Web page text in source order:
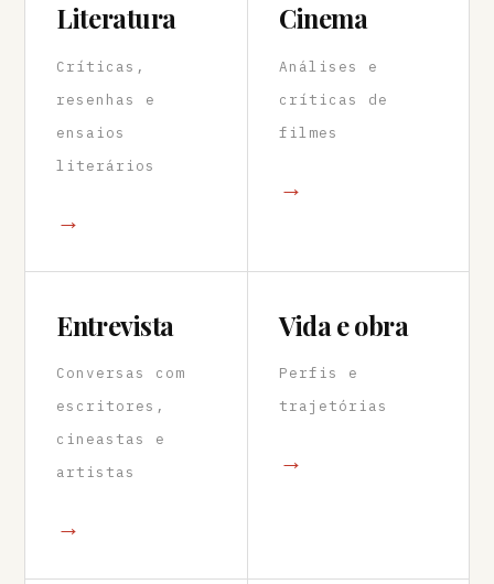
Literatura
Críticas,
resenhas e
ensaios
literários
→
Cinema
Análises e
críticas de
filmes
→
Entrevista
Conversas com
escritores,
cineastas e
artistas
→
Vida e obra
Perfis e
trajetórias
→